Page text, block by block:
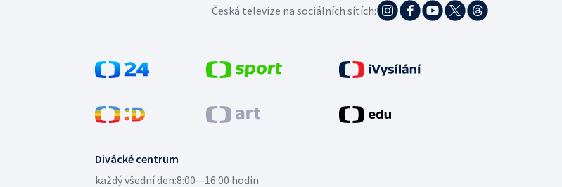
Divácké centrum
každý všední den:8:00—16:00 hodin
Česká televize na sociálních sítích: